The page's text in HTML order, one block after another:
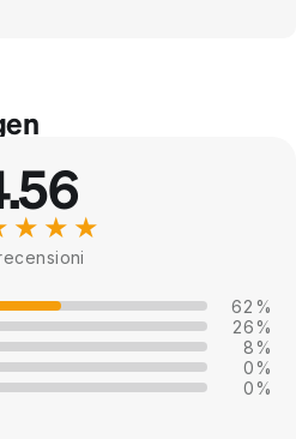
62%
26%
8%
0%
0%